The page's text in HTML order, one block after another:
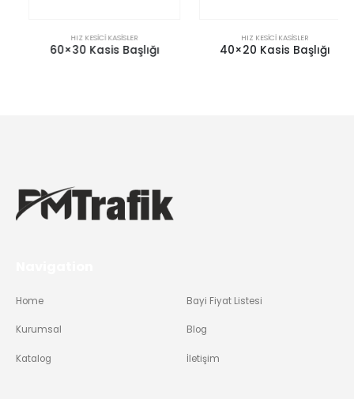
HIZ KESICI KASISLER
60×30 Kasis Başlığı
HIZ KESICI KASISLER
40×20 Kasis Başlığı
Home
Kurumsal
Katalog
Bayi Fiyat Listesi
Blog
İletişim